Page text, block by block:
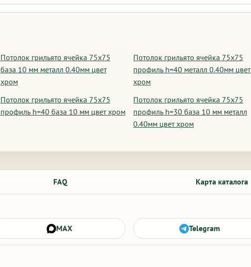
Потолок грильято ячейка 75х75
база 10 мм металл 0.40мм цвет
хром
Потолок грильято ячейка 75х75
профиль h=40 металл 0.40мм цвет
хром
Потолок грильято ячейка 75х75
профиль h=40 база 10 мм цвет хром
Потолок грильято ячейка 75х75
профиль h=30 база 10 мм металл
0.40мм цвет хром
FAQ Карта каталога
MAX Telegram